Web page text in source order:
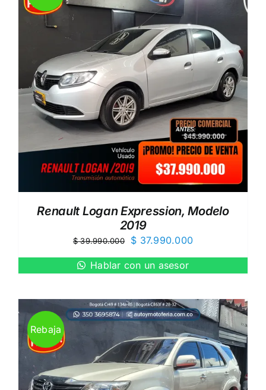
Renault Logan Expression, Modelo
2019
$39.990.000
El
precio
original
$ 39.990.000.
$ 37.990.000El
precio
actual
$ 37.990.000.
Hablar con un asesor
Rebaja